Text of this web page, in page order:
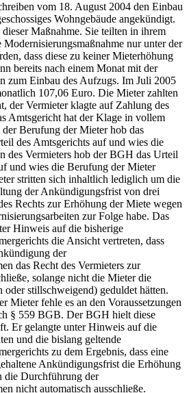
vom 18. August 2004 den Einbau
Wohngebäude angekündigt.
Maßnahme. Sie teilten in ihrem
Modernisierungsmaßnahme nur unter der
dass diese zu keiner Mieterhöhung
bereits nach einem Monat mit der
zum Einbau des Aufzugs. Im Juli 2005
107,06 Euro. Die Mieter zahlten
der Vermieter klagte auf Zahlung des
Amtsgericht hat der Klage in vollem
Berufung der Mieter hob das
des Amtsgerichts auf und wies die
des Vermieters hob der BGH das Urteil
und wies die Berufung der Mieter
stritten sich inhaltlich lediglich um die
der Ankündigungsfrist von drei
Rechts zur Erhöhung der Miete wegen
zur Folge habe. Das
Hinweis auf die bisherige
die Ansicht vertreten, dass
der
das Recht des Vermieters zur
solange nicht die Mieter die
stillschweigend) geduldet hätten.
Mieter fehle es an den Voraussetzungen
§ 559 BGB. Der BGH hielt diese
Er gelangte unter Hinweis auf die
und die bislang geltende
zu dem Ergebnis, dass eine
Ankündigungsfrist die Erhöhung
die Durchführung der
nicht automatisch ausschließe.